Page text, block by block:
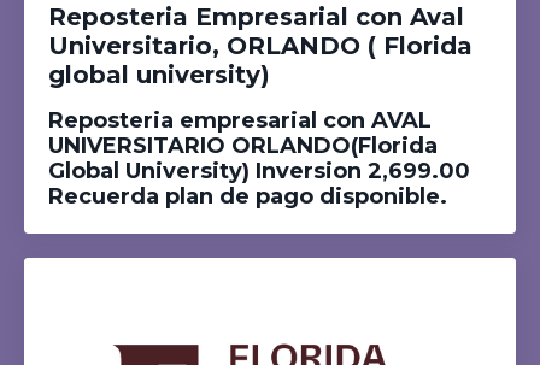
Reposteria Empresarial con Aval
Universitario, ORLANDO ( Florida
global university)
Reposteria empresarial con AVAL
UNIVERSITARIO ORLANDO(Florida
Global University) Inversion 2,699.00
Recuerda plan de pago disponible.